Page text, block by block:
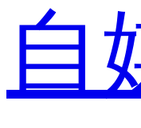
自